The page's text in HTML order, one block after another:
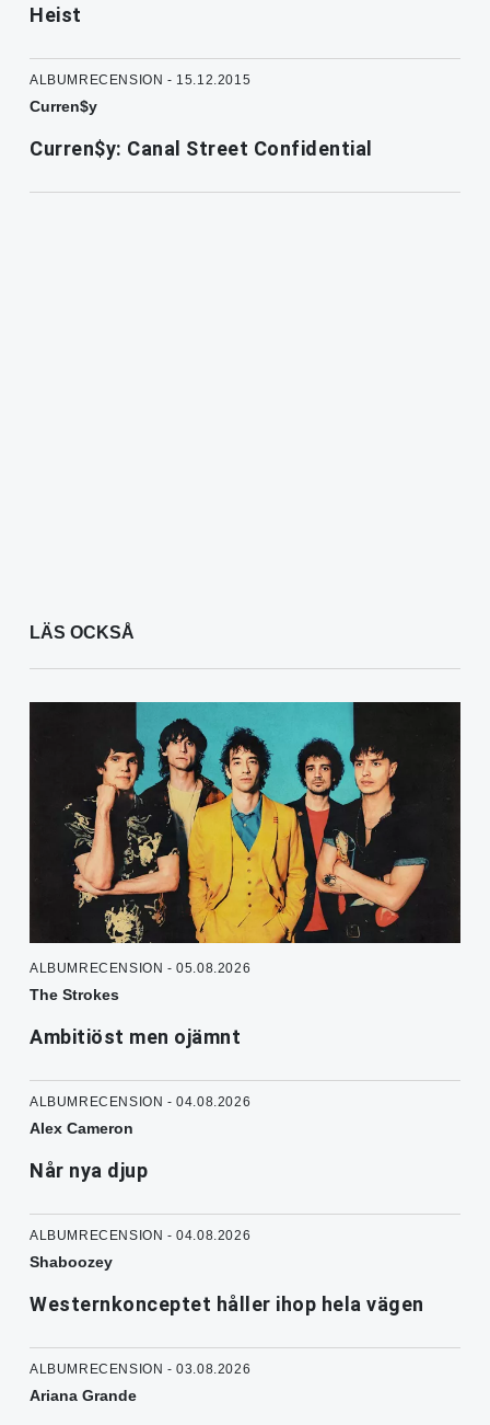
Heist
ALBUMRECENSION - 15.12.2015
Curren$y
Curren$y: Canal Street Confidential
LÄS OCKSÅ
ALBUMRECENSION - 05.08.2026
The Strokes
Ambitiöst men ojämnt
ALBUMRECENSION - 04.08.2026
Alex Cameron
Når nya djup
ALBUMRECENSION - 04.08.2026
Shaboozey
Westernkonceptet håller ihop hela vägen
ALBUMRECENSION - 03.08.2026
Ariana Grande